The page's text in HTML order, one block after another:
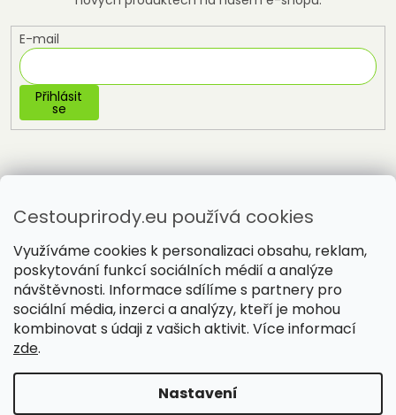
Cestouprirody.eu používá cookies
Využíváme cookies k personalizaci obsahu, reklam,
poskytování funkcí sociálních médií a analýze
návštěvnosti. Informace sdílíme s partnery pro
sociální média, inzerci a analýzy, kteří je mohou
kombinovat s údaji z vašich aktivit. Více informací
zde.
Nastavení
E-mail
Přihlásit
se
Vytvořil Shoptet
Copyright 2026